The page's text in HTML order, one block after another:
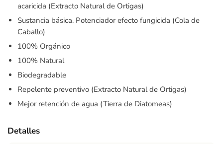
acaricida (Extracto Natural de Ortigas)
Sustancia básica. Potenciador efecto fungicida (Cola de
Caballo)
100% Orgánico
100% Natural
Biodegradable
Repelente preventivo (Extracto Natural de Ortigas)
Mejor retención de agua (Tierra de Diatomeas)
Detalles